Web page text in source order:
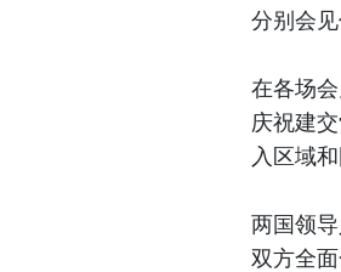
分别会见
在各场
庆祝建
入区域
两国领
双方全